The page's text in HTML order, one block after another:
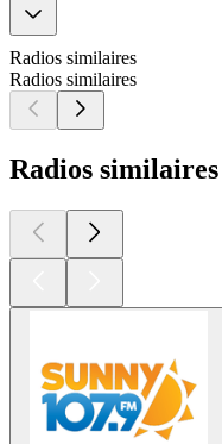
Radios similaires
Radios similaires
Radios similaires